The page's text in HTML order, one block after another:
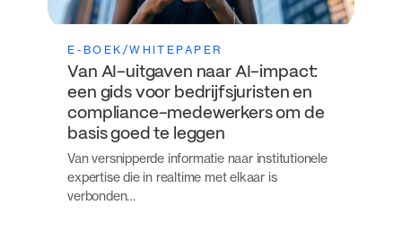
E-BOEK/WHITEPAPER
Van AI-uitgaven naar AI-impact:
een gids voor bedrijfsjuristen en
compliance-medewerkers om de
basis goed te leggen
Van versnipperde informatie naar institutionele
expertise die in realtime met elkaar is
verbonden…